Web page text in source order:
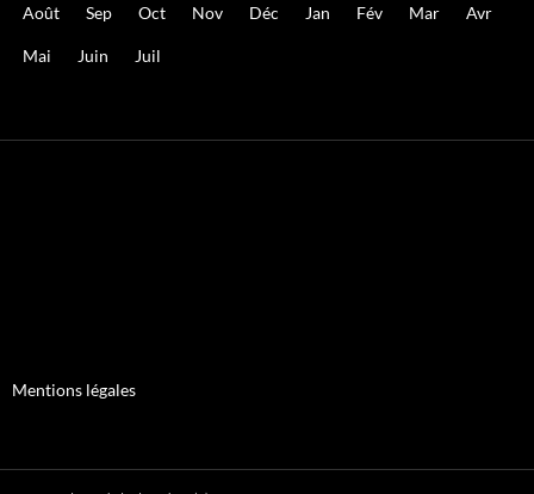
Août Sep Oct Nov Déc Jan Fév Mar Avr
Mai Juin Juil
Mentions légales